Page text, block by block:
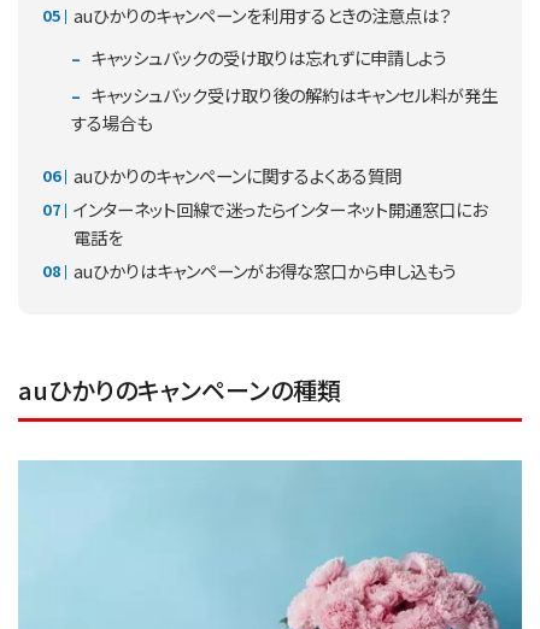
auひかりのキャンペーンを利用するときの注意点は？
キャッシュバックの受け取りは忘れずに申請しよう
キャッシュバック受け取り後の解約はキャンセル料が発生
する場合も
auひかりのキャンペーンに関するよくある質問
インターネット回線で迷ったらインターネット開通窓口にお
電話を
auひかりはキャンペーンがお得な窓口から申し込もう
auひかりのキャンペーンの種類